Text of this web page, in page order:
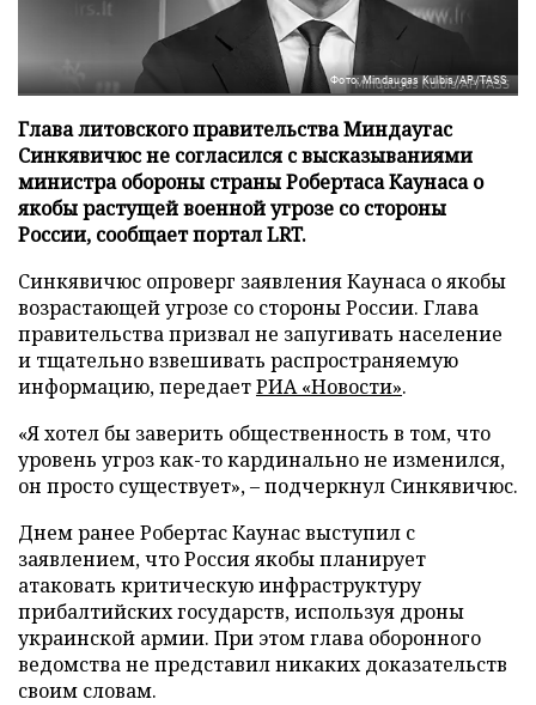
Фото: Mindaugas Kulbis/AP/TASS
Глава литовского правительства Миндаугас
Синкявичюс не согласился с высказываниями
министра обороны страны Робертаса Каунаса о
якобы растущей военной угрозе со стороны
России, сообщает портал LRT.
Синкявичюс опроверг заявления Каунаса о якобы
возрастающей угрозе со стороны России. Глава
правительства призвал не запугивать население
и тщательно взвешивать распространяемую
информацию, передаетРИА «Новости».
«Я хотел бы заверить общественность в том, что
уровень угроз как-то кардинально не изменился,
он просто существует», – подчеркнул Синкявичюс.
Днем ранее Робертас Каунас выступил с
заявлением, что Россия якобы планирует
атаковать критическую инфраструктуру
прибалтийских государств, используя дроны
украинской армии. При этом глава оборонного
ведомства не представил никаких доказательств
своим словам.